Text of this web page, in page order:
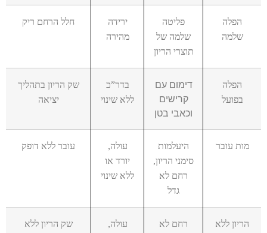
הפלה
שלמה
פליטה
שלמה של
תוצרי הריון
ירידה
מהירה
חלל הרחם ריק
הפלה
בפועל
דימום עם
קרישים
וכאבי בטן
בדר”כ
ללא שינוי
שק הריון בתהליך
יציאה
מות עובר
היעלמות
סימני הריון,
רחם לא
גדל
עולה,
יורד או
ללא שינוי
עובר ללא דופק
הריון ללא
רחם לא
עולה,
שק הריון ללא